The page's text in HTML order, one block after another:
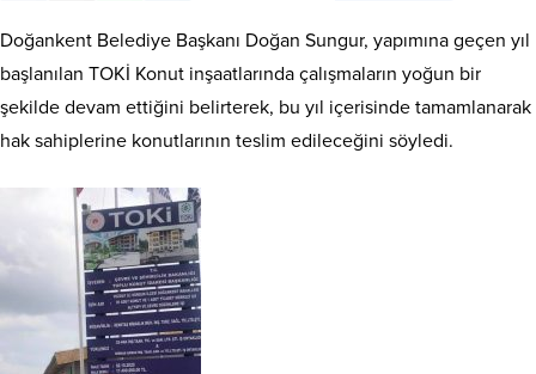
Doğankent Belediye Başkanı Doğan Sungur, yapımına geçen yıl
başlanılan TOKİ Konut inşaatlarında çalışmaların yoğun bir
şekilde devam ettiğini belirterek, bu yıl içerisinde tamamlanarak
hak sahiplerine konutlarının teslim edileceğini söyledi.